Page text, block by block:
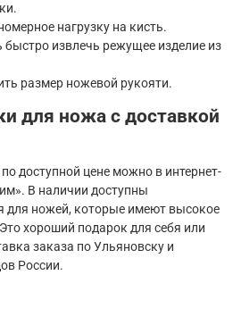
нагрузку на кисть.
извлечь режущее изделие из
размер ножевой рукояти.
для ножа с доставкой
доступной цене можно в интернет-
В наличии доступны
для ножей, которые имеют высокое
хороший подарок для себя или
заказа по Ульяновску и
России.